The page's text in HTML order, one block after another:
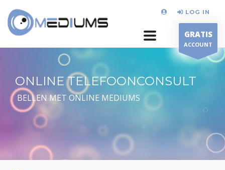
LOG IN
GRATIS
ACCOUNT
ONLINE TELEFOONCONSULT
BELLEN MET ONLINE MEDIUMS